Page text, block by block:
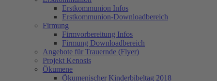
Erstkommunion Infos
Erstkommunion-Downloadbereich
Firmung
Firmvorbereitung Infos
Firmung Downloadbereich
Angebote für Trauernde (Flyer)
Projekt Kenosis
Ökumene
Ökumenischer Kinderbibeltag 2018